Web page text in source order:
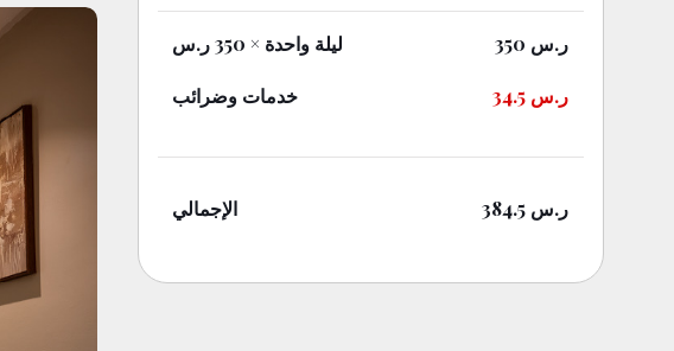
ليلة واحدة × 350 ر.س 350 ر.س
خدمات وضرائب 34.5 ر.س
الإجمالي 384.5 ر.س